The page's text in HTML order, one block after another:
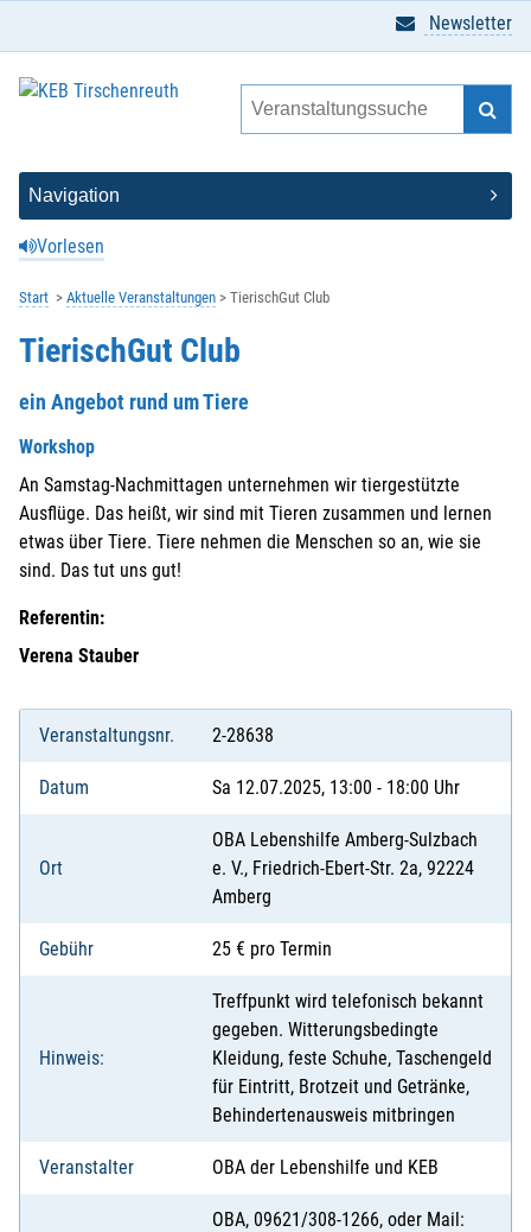
Vorlesen
Newsletter
Start Aktuelle Veranstaltungen TierischGut Club
TierischGut Club
ein Angebot rund um Tiere
Workshop
An Samstag-Nachmittagen unternehmen wir tiergestützte
Ausflüge. Das heißt, wir sind mit Tieren zusammen und lernen
etwas über Tiere. Tiere nehmen die Menschen so an, wie sie
sind. Das tut uns gut!
Referentin:
Verena Stauber
Veranstaltungsnr. 2-28638
Datum Sa 12.07.2025, 13:00 - 18:00 Uhr
Ort
OBA Lebenshilfe Amberg-Sulzbach
e. V., Friedrich-Ebert-Str. 2a, 92224
Amberg
Gebühr 25 € pro Termin
Hinweis:
Treffpunkt wird telefonisch bekannt
gegeben. Witterungsbedingte
Kleidung, feste Schuhe, Taschengeld
für Eintritt, Brotzeit und Getränke,
Behindertenausweis mitbringen
Veranstalter OBA der Lebenshilfe und KEB
OBA, 09621/308-1266, oder Mail: